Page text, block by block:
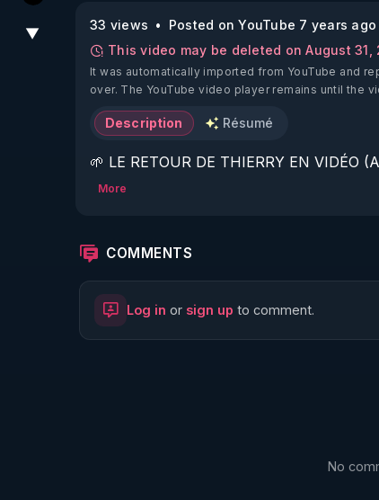
▼ 33 views
Posted on YouTube 7 years ago
This video may be deleted on August
It was automatically imported from YouTube and
over. The YouTube video player remains until the
Description Résumé
🌱 LE RETOUR DE THIERRY EN VIDÉO
🌱 LE MAGAZINE RÉGÉNÈRE
http://rgnr.li/ymag
More
COMMENTS
Log in or sign up to comment.
No